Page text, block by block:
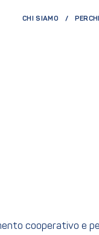
CHI SIAMO
cooperativo e